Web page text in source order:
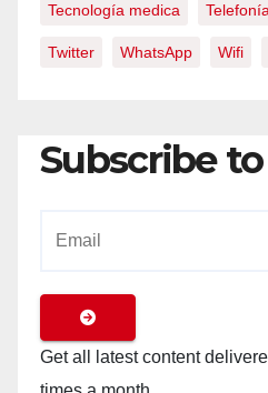
Tecnología medica
Twitter WhatsApp Wifi
Subscribe to
Get all latest content